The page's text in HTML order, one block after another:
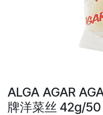
ALGA AGAR
牌洋菜丝 42g/50